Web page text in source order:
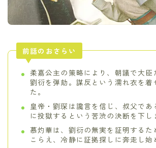
前話のおさらい
柔嘉公主の策略により、朝議で大臣
劉衍を弾劾。謀反という濡れ衣を着
た。
皇帝・劉琛は讒言を信じ、叔父であ
に投獄するという苦渋の決断を下し
慕灼華は、劉衍の無実を証明するた
こらえ、冷静に証拠探しに奔走し始